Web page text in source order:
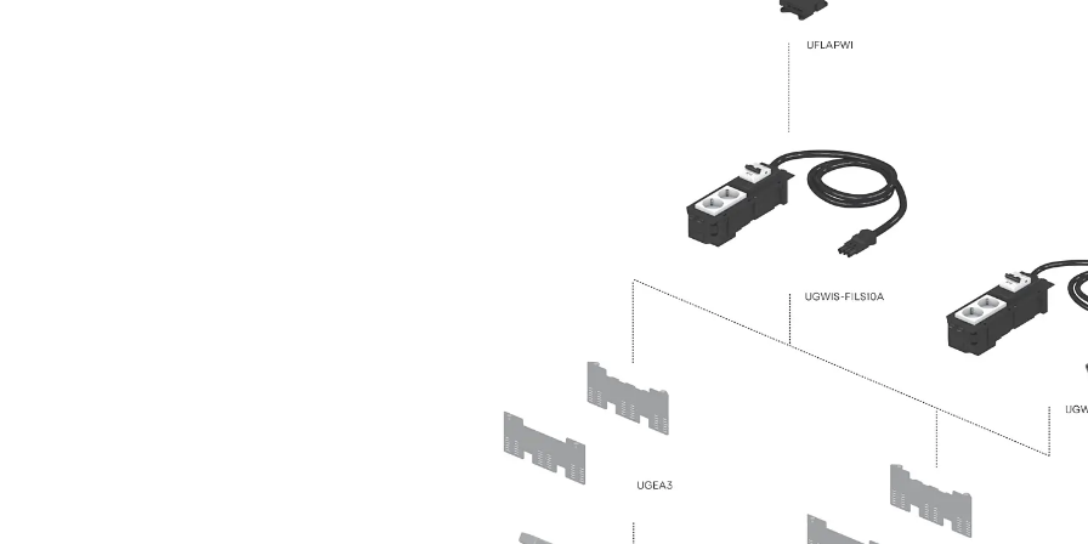
Querkraftbewehrung JDA-S
Rückbiegeanschlüsse
Zurück
FERBOX®
Anschlussabdichtung
GFK-Bewehrung
Zurück
FIBERNOX® V-ROD
Edelstahlbewehrung
Zurück
Edelstahlbewehrung
Nichtrostender Betonstahl
Mauerwerksbewehrung
Bewehrungszubehör